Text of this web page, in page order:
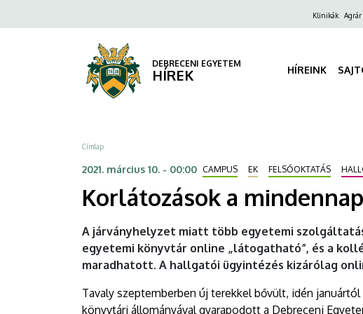
mindennapokban
EGYETEM
a
FelsőKlinikák Agrár
DEBRECENI EGYETEM
HÍREK HÍREINK
Morzsa
Címlap
2021. március 10. - 00:00 CAMPUS EK FELSŐOKTATÁS
Korlátozások a
A járványhelyzet miatt több egyetemi
egyetemi könyvtár online „látogatható”, és a
maradhatott. A hallgatói ügyintézés kizárólag
Tavaly szeptemberben új terekkel bővült, idén
könyvtári állományával gyarapodott a Debreceni